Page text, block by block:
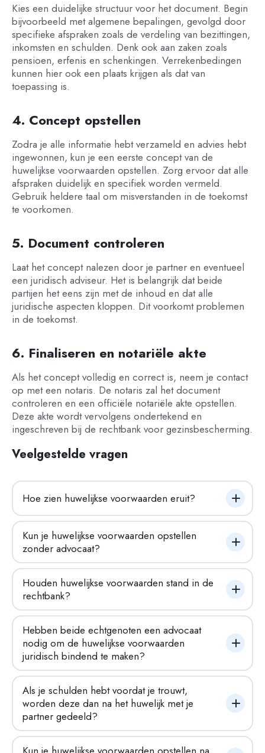
Kies een duidelijke structuur voor het document. Begin
bijvoorbeeld met algemene bepalingen, gevolgd door
specifieke afspraken zoals de verdeling van bezittingen,
inkomsten en schulden. Denk ook aan zaken zoals
pensioen, erfenis en schenkingen. Verrekenbedingen
kunnen hier ook een plaats krijgen als dat van
toepassing is.
4. Concept opstellen
Zodra je alle informatie hebt verzameld en advies hebt
ingewonnen, kun je een eerste concept van de
huwelijkse voorwaarden opstellen. Zorg ervoor dat alle
afspraken duidelijk en specifiek worden vermeld.
Gebruik heldere taal om misverstanden in de toekomst
te voorkomen.
5. Document controleren
Laat het concept nalezen door je partner en eventueel
een juridisch adviseur. Het is belangrijk dat beide
partijen het eens zijn met de inhoud en dat alle
juridische aspecten kloppen. Dit voorkomt problemen
in de toekomst.
6. Finaliseren en notariële akte
Als het concept volledig en correct is, neem je contact
op met een notaris. De notaris zal het document
controleren en een officiële notariële akte opstellen.
Deze akte wordt vervolgens ondertekend en
ingeschreven bij de rechtbank voor gezinsbescherming.
Veelgestelde vragen
Hoe zien huwelijkse voorwaarden eruit?
Kun je huwelijkse voorwaarden opstellen
zonder advocaat?
Houden huwelijkse voorwaarden stand in de
rechtbank?
Hebben beide echtgenoten een advocaat
nodig om de huwelijkse voorwaarden
juridisch bindend te maken?
Als je schulden hebt voordat je trouwt,
worden deze dan na het huwelijk met je
partner gedeeld?